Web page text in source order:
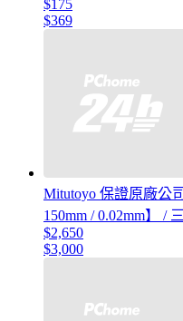
$175
$369
Mitutoyo 保證原廠公
150mm / 0.02mm】 /
$2,650
$3,000